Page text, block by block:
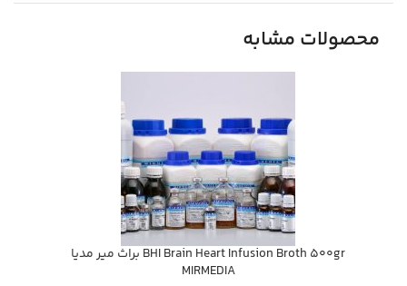
محصولات مشابه
BHI Brain Heart Infusion Broth 500gr براث مير مديا
MIRMEDIA